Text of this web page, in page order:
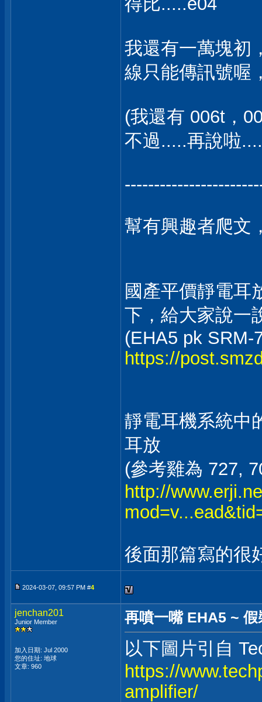
我還有一萬塊初
線只能傳訊號喔
(我還有 006t，
不過.....再說啦
幫有興趣者爬文
國產平價靜電耳
下，給大家說一
(EHA5 pk SRM-
https://
靜電耳機系統
耳放
(參考雞為 727,
http://
後面那篇寫的很
2024-03-07, 09:57 PM #4
jenchan201
Junior Member
加入日期: Jul 2000
您的住址: 地球
文章: 960
再噴一嘴 EHA5 ~
以下圖片引自
https://
amplifier/